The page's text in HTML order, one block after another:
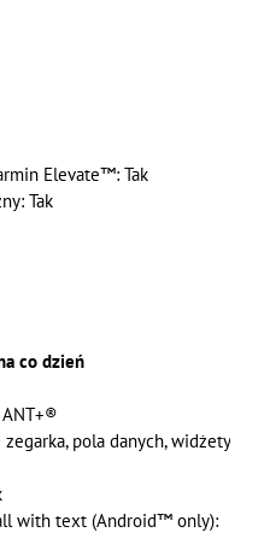
Elevate™: Tak
Tak
co dzień
pola danych, widżety
with text (Android™ only):